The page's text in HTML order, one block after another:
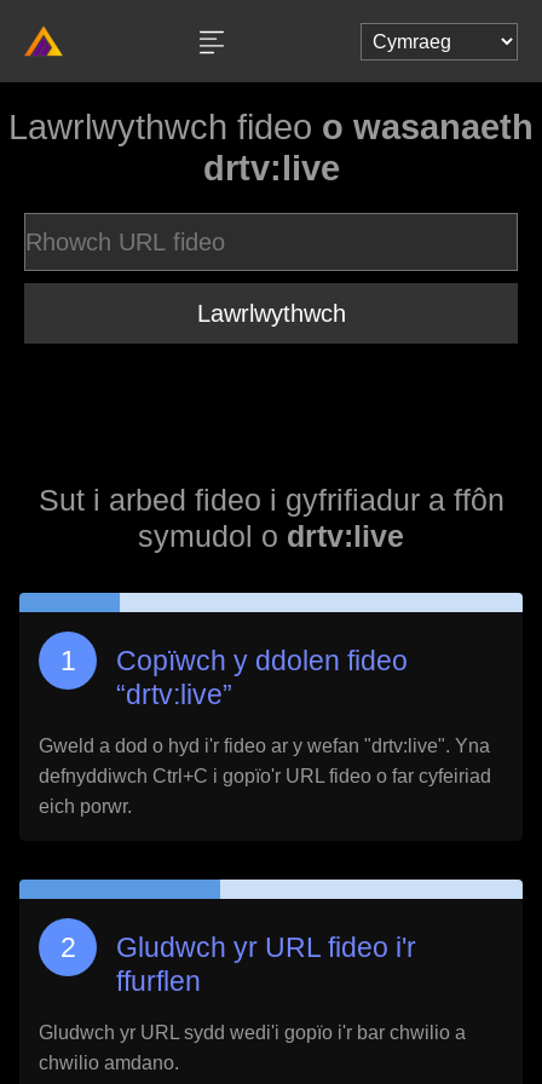
Lawrlwythwch fideo o wasanaeth
drtv:live
Lawrlwythwch
Sut i arbed fideo i gyfrifiadur a ffôn
symudol o drtv:live
Copïwch y ddolen fideo
“drtv:live”
Gweld a dod o hyd i'r fideo ar y wefan "drtv:live". Yna
defnyddiwch Ctrl+C i gopïo'r URL fideo o far cyfeiriad
eich porwr.
Gludwch yr URL fideo i'r
ffurflen
Gludwch yr URL sydd wedi'i gopïo i'r bar chwilio a
chwilio amdano.